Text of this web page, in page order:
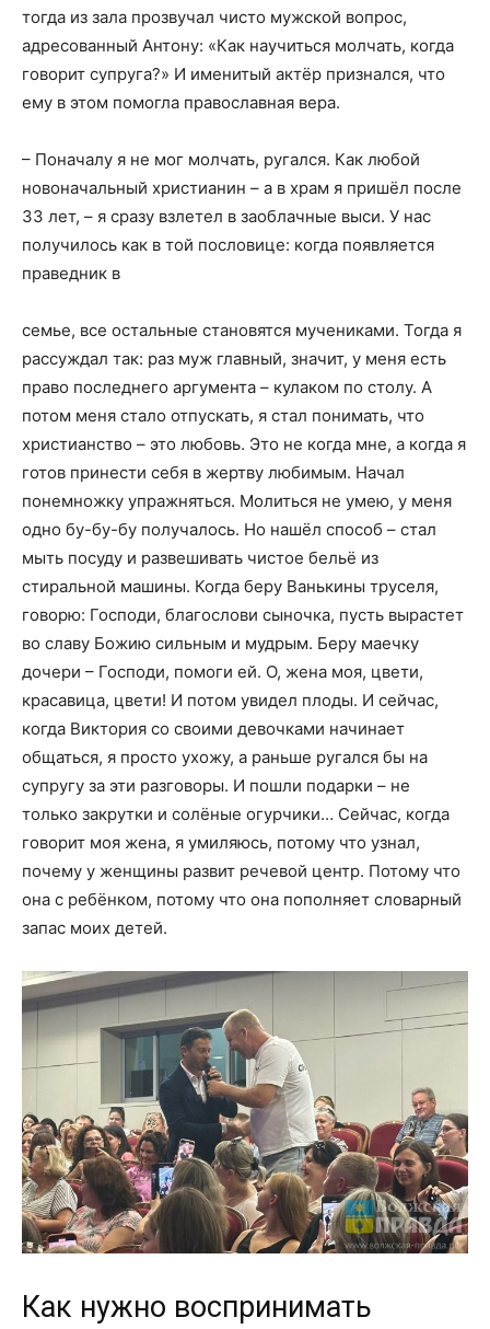
тогда из зала прозвучал чисто мужской вопрос,
адресованный Антону: «Как научиться молчать, когда
говорит супруга?» И именитый актёр признался, что
ему в этом помогла православная вера.
– Поначалу я не мог молчать, ругался. Как любой
новоначальный христианин – а в храм я пришёл после
33 лет, – я сразу взлетел в заоблачные выси. У нас
получилось как в той пословице: когда появляется
праведник в
семье, все остальные становятся мучениками. Тогда я
рассуждал так: раз муж главный, значит, у меня есть
право последнего аргумента – кулаком по столу. А
потом меня стало отпускать, я стал понимать, что
христианство – это любовь. Это не когда мне, а когда я
готов принести себя в жертву любимым. Начал
понемножку упражняться. Молиться не умею, у меня
одно бу-бу-бу получалось. Но нашёл способ – стал
мыть посуду и развешивать чистое бельё из
стиральной машины. Когда беру Ванькины труселя,
говорю: Господи, благослови сыночка, пусть вырастет
во славу Божию сильным и мудрым. Беру маечку
дочери – Господи, помоги ей. О, жена моя, цвети,
красавица, цвети! И потом увидел плоды. И сейчас,
когда Виктория со своими девочками начинает
общаться, я просто ухожу, а раньше ругался бы на
супругу за эти разговоры. И пошли подарки – не
только закрутки и солёные огурчики… Сейчас, когда
говорит моя жена, я умиляюсь, потому что узнал,
почему у женщины развит речевой центр. Потому что
она с ребёнком, потому что она пополняет словарный
запас моих детей.
Как нужно воспринимать